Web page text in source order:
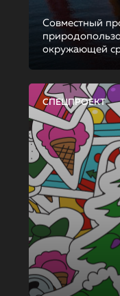
Совместный
окружающей
СПЕЦПРОЕКТ